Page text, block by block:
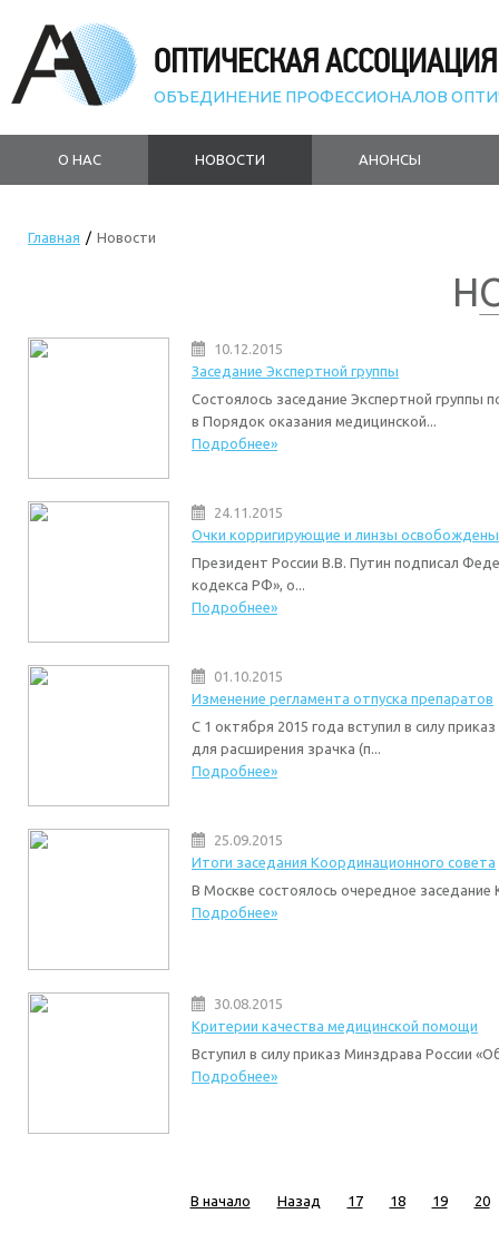
ОПТИЧЕСКАЯ АССОЦИАЦИЯ
ОБЪЕДИНЕНИЕ ПРОФЕССИОНАЛОВ
О НАС НОВОСТИ АНОНСЫ
Главная / Новости
10.12.2015
Заседание Экспертной группы
Состоялось заседание Экспертной группы
в Порядок оказания медицинской...
Подробнее»
24.11.2015
Очки корригирующие и линзы
Президент России В.В. Путин подписал
кодекса РФ», о...
Подробнее»
01.10.2015
Изменение регламента отпуска препаратов
С 1 октября 2015 года вступил в силу
для расширения зрачка (п...
Подробнее»
25.09.2015
Итоги заседания Координационного совета
В Москве состоялось очередное
Подробнее»
30.08.2015
Критерии качества медицинской помощи
Вступил в силу приказ Минздрава России
Подробнее»
В начало Назад 17 18 19 20